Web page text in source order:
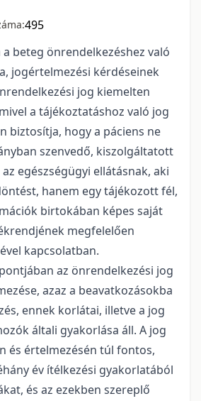
495
beteg önrendelkezéshez való
jogértelmezési kérdéseinek
jog kiemelten
a tájékoztatáshoz való jog
biztosítja, hogy a páciens ne
szenvedő, kiszolgáltatott
egészségügyi ellátásnak, aki
hanem egy tájékozott fél,
birtokában képes saját
megfelelően
kapcsolatban.
az önrendelkezési jog
azaz a beavatkozásokba
ennek korlátai, illetve a jog
általi gyakorlása áll. A jog
és értelmezésén túl fontos,
év ítélkezési gyakorlatából
és az ezekben szereplő